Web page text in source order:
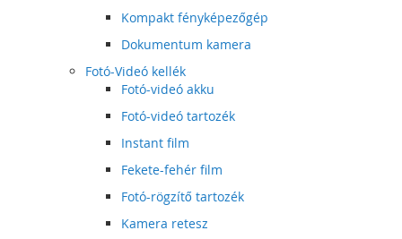
Kompakt fényképezőgép
Dokumentum kamera
Fotó-Videó kellék
Fotó-videó akku
Fotó-videó tartozék
Instant film
Fekete-fehér film
Fotó-rögzítő tartozék
Kamera retesz